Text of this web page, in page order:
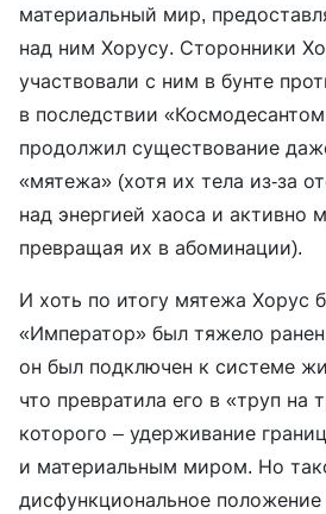
материальный мир,
над ним Хорусу. Сторонники
участвовали с ним в бунте
в последствии
продолжил существование
«мятежа» (хотя их тела из-за
над энергией хаоса и активно
превращая их в абоминации).
И хоть по итогу мятежа Хорус
«Император» был тяжело
он был подключен к системе
что превратила его в «труп на
которого – удерживание
и материальным миром. Но
дисфункциональное